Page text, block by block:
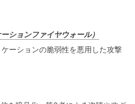
ションファイヤウォール）
ーションの脆弱性を悪用した攻撃